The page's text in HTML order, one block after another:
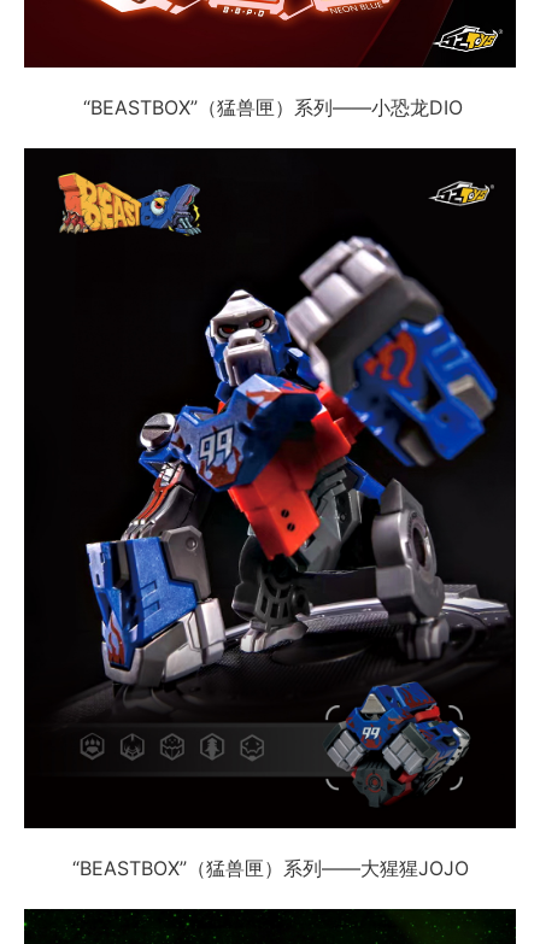
“BEASTBOX”（猛兽匣）系列——小恐龙DIO
“BEASTBOX”（猛兽匣）系列——大猩猩JOJO